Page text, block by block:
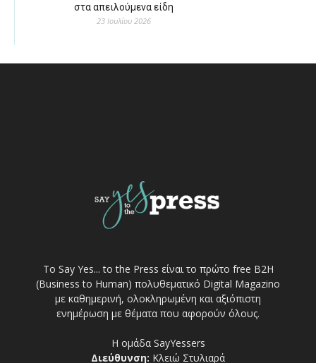
στα απειλούμενα είδη
23 Ιουλίου 2026
Το Say Yes... to the Press είναι το πρώτο free Β2Η
(Business to Human) πολυθεματικό Digital Magazino
με καθημερινή, ολοκληρωμένη και αξιόπιστη
ενημέρωση με θέματα που αφορούν όλους.
Η ομάδα SayYessers
Διεύθυνση: Κλειώ Στυλιαρά